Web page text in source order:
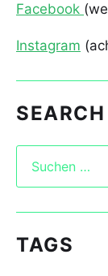
Facebook
Instagram
SEARCH
TAGS